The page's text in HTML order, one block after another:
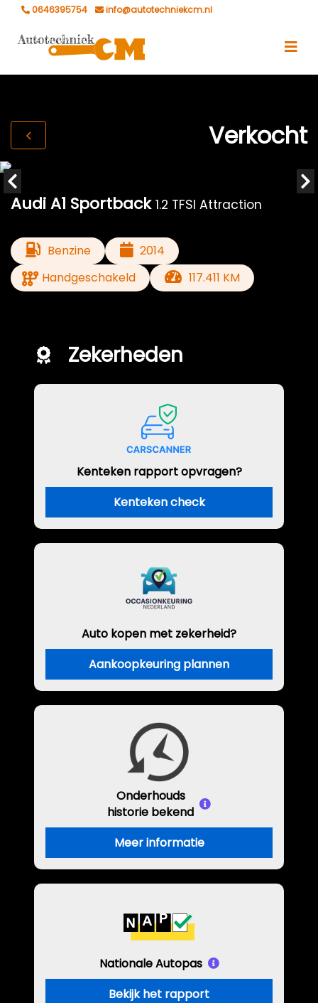
0646395754 info@autotechniekcm.nl
Verkocht
Audi A1 Sportback 1.2 TFSI Attraction
Benzine
2014
Handgeschakeld
117.411 KM
Zekerheden
Kenteken rapport opvragen?
Kenteken check
Auto kopen met zekerheid?
Aankoopkeuring plannen
Onderhouds
historie bekend
Meer informatie
Nationale Autopas
Bekijk het rapport